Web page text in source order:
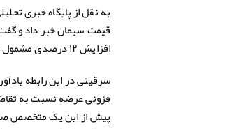
به نقل از پایگاه خبری
قیمت سیمان
افزایش ۱۲ درصدی مشمول همه اقلام سیمان تولیدی می شود و مبنای عملکرد کارخانه های مربوطه است.
فزونی عرضه نسبت به